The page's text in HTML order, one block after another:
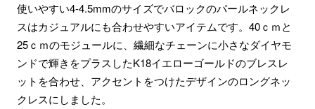
使いやすい4-4.5mmのサイズでバロックのパールネックレ
スはカジュアルにも合わせやすいアイテムです。40ｃｍと
25ｃｍのモジュールに、繊細なチェーンに小さなダイヤモ
ンドで輝きをプラスしたK18イエローゴールドのブレスレ
ットを合わせ、アクセントをつけたデザインのロングネッ
クレスにしました。